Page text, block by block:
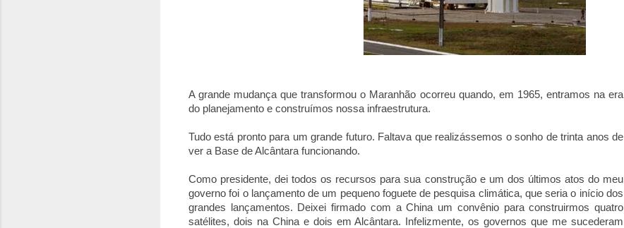
A grande mudança que transformou o Maranhão ocorreu quando, em 1965, entramos na era
do planejamento e construímos nossa infraestrutura.
Tudo está pronto para um grande futuro. Faltava que realizássemos o sonho de trinta anos de
ver a Base de Alcântara funcionando.
Como presidente, dei todos os recursos para sua construção e um dos últimos atos do meu
governo foi o lançamento de um pequeno foguete de pesquisa climática, que seria o início dos
grandes lançamentos. Deixei firmado com a China um convênio para construirmos quatro
satélites, dois na China e dois em Alcântara. Infelizmente, os governos que me sucederam